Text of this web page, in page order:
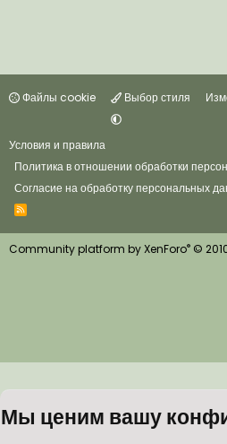
Файлы cookie Выбор стиля
Условия и правила
Политика в отношении обработки
Согласие на обработку персональных
R
S
S
Community platform by XenForo® ©
Мы ценим вашу